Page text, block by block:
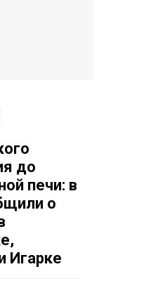
до
печи: в
о
Игарке